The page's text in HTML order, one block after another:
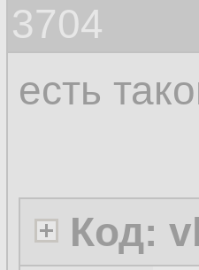
3704
есть
Код: